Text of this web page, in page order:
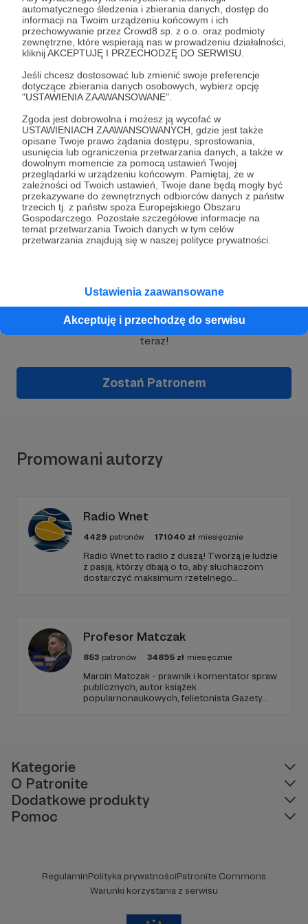
automatycznego śledzenia i zbierania danych, dostęp do
informacji na Twoim urządzeniu końcowym i ich
przechowywanie przez Crowd8 sp. z o.o. oraz podmioty
zewnętrzne, które wspierają nas w prowadzeniu działalności,
kliknij AKCEPTUJĘ I PRZECHODZĘ DO SERWISU.
Jeśli chcesz dostosować lub zmienić swoje preferencje
dotyczące zbierania danych osobowych, wybierz opcję
"USTAWIENIA ZAAWANSOWANE".
Zgoda jest dobrowolna i możesz ją wycofać w
USTAWIENIACH ZAAWANSOWANYCH, gdzie jest także
opisane Twoje prawo żądania dostępu, sprostowania,
usunięcia lub ograniczenia przetwarzania danych, a także w
dowolnym momencie za pomocą ustawień Twojej
przeglądarki w urządzeniu końcowym. Pamiętaj, że w
zależności od Twoich ustawień, Twoje dane będą mogły być
przekazywane do zewnętrznych odbiorców danych z państw
trzecich tj. z państw spoza Europejskiego Obszaru
Gospodarczego. Pozostałe szczegółowe informacje na
temat przetwarzania Twoich danych w tym celów
przetwarzania znajdują się w naszej polityce prywatności.
Ustawienia zaawansowane
Akceptuję i przechodzę do serwisu
03.11.2022 Brak komentarzy
Paulina czyli polsko-czeskie historie cz. I
Dlaczego Polacy lubią Czechów bez wzajemności? Jacy
są naprawdę nasi południowi sąsiedzi. Jak żyją? Co lubią?
Co powinniśmy zobaczyć podczas pobytu w Pradze i
gdzie warto zajrzeć zbaczając z utartych szlaków. Czy
"szmaticzka na paticzku" to parasolka? Co oznacza
"czeski błąd"? Te i wiele innych tematów pojawia się w
mojej rozmowie z Pauliną, która od 12 lat mieszka w
Pradze. Posłuchajcie naszej rozmowy.
Dołącz do grona Patronów!
Wesprzyj działalność Autoraludzie są ciekawi
teraz!
Zostań Patronem
Promowani autorzy
Radio Wnet
4429 patronów 171040 zł miesięcznie
Radio Wnet to radio z duszą! Tworzą je ludzie
z pasją, którzy dbają o to, aby słuchaczom
dostarczyć maksimum rzetelnego
Profesor Matczak
853 patronów 34895 zł miesięcznie
Marcin Matczak - prawnik i komentator spraw
publicznych, autor książek
popularnonaukowych, felietonista Gazety
Kategorie
O Patronite
Dodatkowe produkty
Pomoc
RegulaminPolityka prywatnościPatronite Commons
Warunki korzystania z serwisu